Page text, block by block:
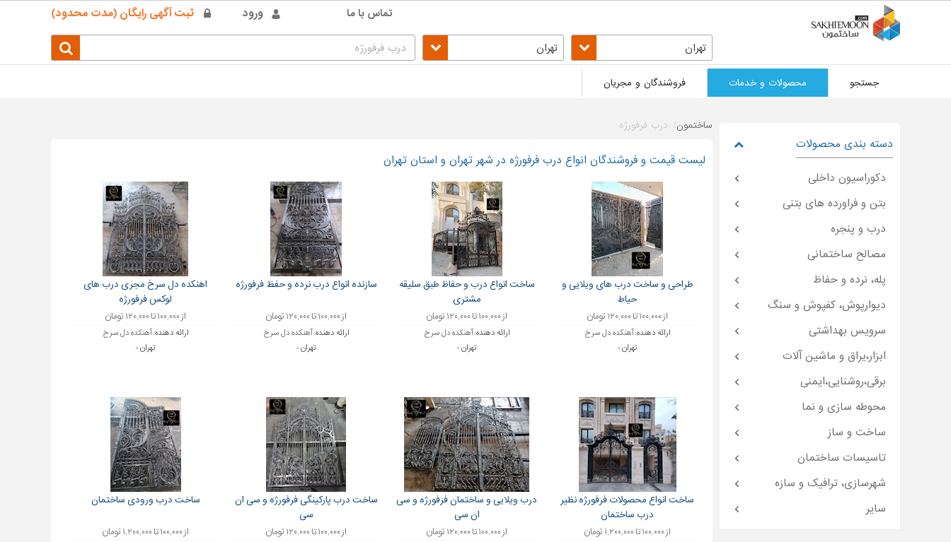
ورود ثبت آگهی رایگان (مدت محدود) تماس با ما
تهران تهران
جستجو محصولات و خدمات فروشندگان و مجریان
ساختمون درب فرفورژه
لیست قیمت و فروشندگان انواع درب فرفورژه در شهر تهران و استان تهران
طراحی و ساخت درب های ویلایی و
حیاط
از ۱۰۰,۰۰۰ تا ۱۲۰,۰۰۰ تومان
ارائه دهنده:آهنکده دل سرخ
تهران -
ساخت انواع درب و حفاظ طبق سلیقه
مشتری
از ۱۰۰,۰۰۰ تا ۱۲۰,۰۰۰ تومان
ارائه دهنده:آهنکده دل سرخ
تهران -
سازنده انواع درب نرده و حفظ فرفورژه
از ۱۰۰,۰۰۰ تا ۱۲۰,۰۰۰ تومان
ارائه دهنده:آهنکده دل سرخ
تهران -
اهنکده دل سرخ مجری درب های
لوکس فرفورژه
از ۱۰۰,۰۰۰ تا ۱۲۰,۰۰۰ تومان
ارائه دهنده:آهنکده دل سرخ
تهران -
ساخت انواع محصولات فرفورژه نظیر
درب ساختمان
از ۱۰۰,۰۰۰ تا ۱,۲۰۰,۰۰۰ تومان
درب ویلایی و ساختمان فرفورژه و سی
ان سی
از ۱۰۰,۰۰۰ تا ۱۲۰,۰۰۰ تومان
ساخت درب پارکینگی فرفورژه و سی ان
سی
از ۱۰۰,۰۰۰ تا ۱۲۰,۰۰۰ تومان
ساخت درب ورودی ساختمان
از ۱۰۰,۰۰۰ تا ۱,۲۰۰,۰۰۰ تومان
دسته بندی محصولات
دکوراسیون داخلی
بتن و فراورده های بتنی
درب و پنجره
مصالح ساختمانی
پله، نرده و حفاظ
دیوارپوش، کفپوش و سنگ
سرویس بهداشتی
ابزار،یراق و ماشین آلات
برقی،روشنایی،ایمنی
محوطه سازی و نما
ساخت و ساز
تاسیسات ساختمان
شهرسازی، ترافیک و سازه
سایر